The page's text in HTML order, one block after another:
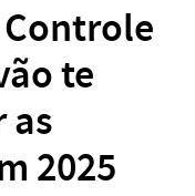
te
as
2025